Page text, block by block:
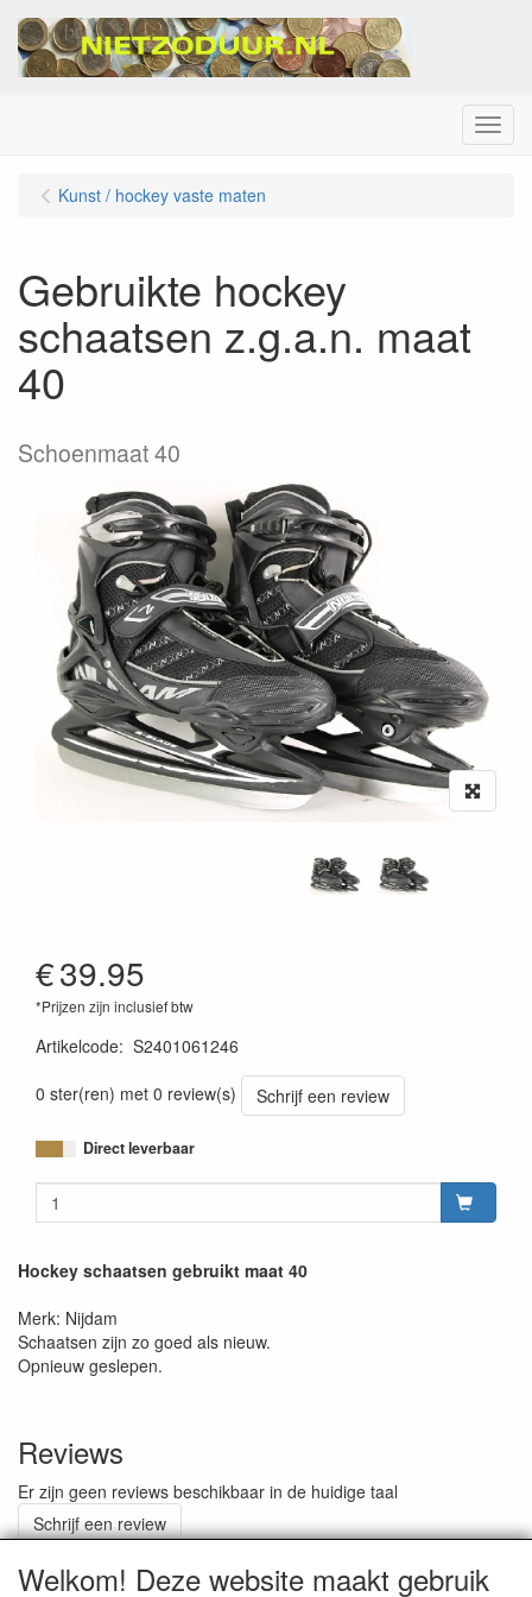
Menu
Kunst / hockey vaste maten
Gebruikte hockey
schaatsen z.g.a.n. maat
40
Schoenmaat 40
€39.95
*Prijzen zijn inclusief btw
Artikelcode: S2401061246
0 ster(ren) met 0 review(s)
Schrijf een review
Direct leverbaar
Hockey schaatsen gebruikt maat 40
Merk: Nijdam
Schaatsen zijn zo goed als nieuw.
Opnieuw geslepen.
Reviews
Er zijn geen reviews beschikbaar in de huidige taal
Schrijf een review
Welkom! Deze website maakt gebruik